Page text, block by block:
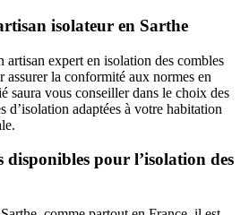
isolateur en Sarthe
artisan expert en isolation des combles
assurer la conformité aux normes en
saura vous conseiller dans le choix des
d’isolation adaptées à votre habitation
disponibles pour l’isolation des